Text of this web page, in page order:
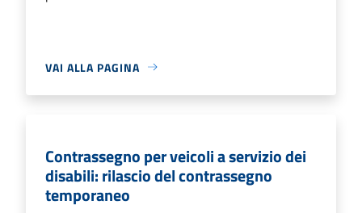
VAI ALLA PAGINA
Contrassegno per veicoli a servizio dei
disabili: rilascio del contrassegno
temporaneo